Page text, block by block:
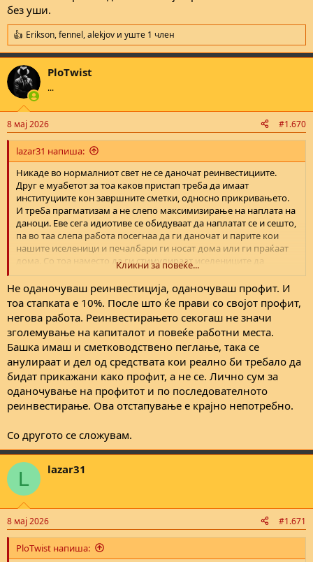
ѕирни како сметководство можат да се испеглаат сметките на
големите корпорации, па и кај нас, пример, кладилниците и
обложувалниците.
без уши.
R
e
a
c
t
i
s
:
Erikson,fennel,alekjov и уште 1 член
PloTwist
...
8 мај 2026 #1.670
lazar31 напиша:
Никаде во нормалниот свет не се даночат реинвестициите.
Друг е муабетот за тоа каков пристап треба да имаат
институциите кон завршните сметки, односно прикривањето.
И треба прагматизам а не слепо максимизирање на наплата на
даноци. Еве сега идиотиве се обидуваат да наплатат се и сешто,
па во таа слепа работа посегнаа да ги даночат и парите кои
нашите иселеници и печалбари ги носат дома или ги праќаат
дома. Со тоа наместо да ги стимулираат иселениците да
трошат и инвестираат овде, тие ке ги натераат да не ги носат
парите овде и со тоа тој огромен прилив на девизи ке го снема.
А сите знаеме зошто се потребни девизи. Сакајќи рогови ке
останеме и без уши.
Кликни за повеќе...
Не оданочуваш реинвестиција, оданочуваш профит. И
тоа стапката е 10%. После што ќе прави со својот профит,
негова работа. Реинвестирањето секогаш не значи
зголемување на капиталот и повеќе работни места.
Башка имаш и сметководствено пеглање, така се
анулираат и дел од средствата кои реално би требало да
бидат прикажани како профит, а не се. Лично сум за
оданочување на профитот и по последователното
реинвестирање. Ова отстапување е крајно непотребно.
Со другото се сложувам.
L lazar31
8 мај 2026 #1.671
PloTwist напиша: